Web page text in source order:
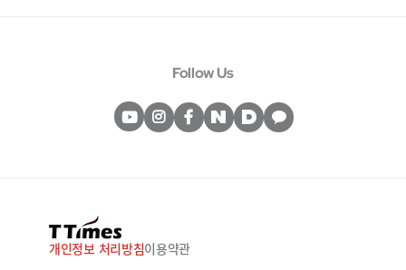
Follow Us
개인정보 처리방침이용약관